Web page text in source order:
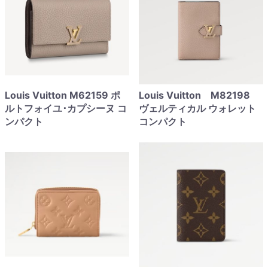
Louis Vuitton M62159 ポ
ルトフォイユ･カプシーヌ コ
ンパクト
Louis Vuitton M82198
ヴェルティカル ウォレット
コンパクト